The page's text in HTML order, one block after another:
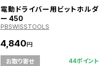
電動ドライバー用ビットホルダ
ー 450
PBSWISSTOOLS
4,840円
お取り寄せ 44ポイント